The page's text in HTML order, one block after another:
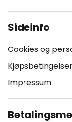
Sideinfo
Cookies og
Kjøpsbetingelser
Impressum